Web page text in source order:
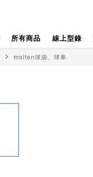
所有商品 線上型錄
molten球袋、球車